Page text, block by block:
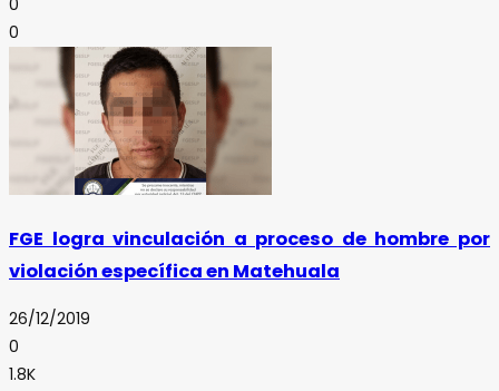
0
0
FGE logra vinculación a proceso de hombre por
violación específica en Matehuala
26/12/2019
0
1.8K